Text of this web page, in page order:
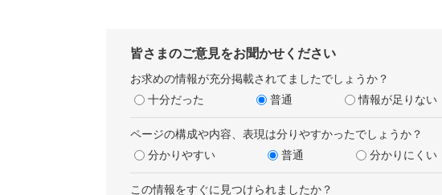
皆さまのご意見をお聞かせください
お求めの情報が充分掲載されてましたでしょうか？
十分だった
普通 情報が足りない
ページの構成や内容、表現は分りやすかったでしょうか？
分かりやすい
普通 分かりにくい
この情報をすぐに見つけられましたか？